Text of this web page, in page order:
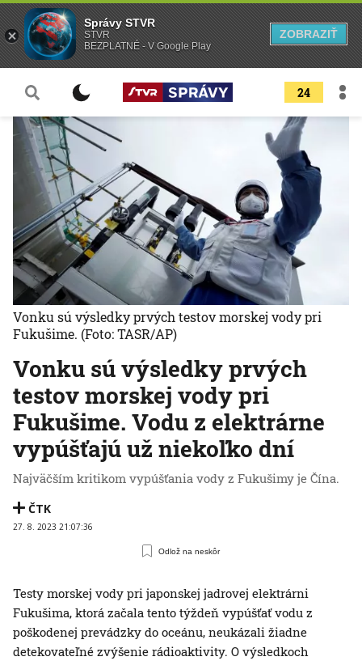
24
Vonku sú výsledky prvých
testov morskej vody pri
Fukušime. Vodu z elektrárne
vypúšťajú už niekoľko dní
Najväčším kritikom vypúšťania vody z Fukušimy je Čína.
ČTK
27. 8. 2023 21:07:36
Odlož na neskôr
Vonku sú výsledky prvých testov morskej vody pri
Fukušime. (Foto: TASR/AP)
Testy morskej vody pri japonskej jadrovej elektrárni
Fukušima, ktorá začala tento týždeň vypúšťať vodu z
poškodenej prevádzky do oceánu, neukázali žiadne
detekovateľné zvýšenie rádioaktivity. O výsledkoch
Správy STVR
STVR
BEZPLATNÉ - V Google Play
ZOBRAZIŤ